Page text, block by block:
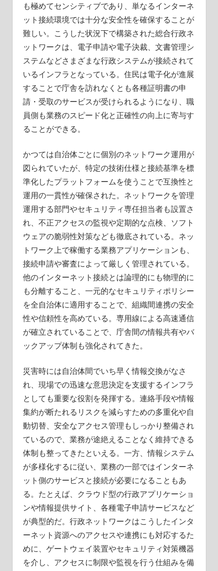
も極めてセンシティブであり、単なるインターネ
ット接続環境では十分な安全性を確保することが
難しい。こうした状況下で構築された総合行政ネ
ットワークは、電子申請や電子決裁、文書管理シ
ステムなどさまざまな行政システムが接続されて
いるインフラとなっている。住民は電子化が進展
することで庁舎を訪れなくとも各種証明書の申
請・受取のサービスが受けられるようになり、職
員側も業務のスピード化と正確性の向上に寄与す
ることができる。
かつては自治体ごとに個別のネットワーク運用が
図られていたが、特定の技術仕様と接続基準を標
準化したプラットフォームを使うことで互換性と
運用の一貫性が確保された。ネットワークを管理
運用する部門やセキュリティ専任担当者も設置さ
れ、不正アクセスの監視や定期的な点検、ソフト
ウェアの脆弱性対策なども徹底されている。ネッ
トワーク上で稼働する業務アプリケーションも、
接続申請や審査によって厳しく管理されている。
他のインターネット接続とは論理的にも物理的に
も分離すること、一元的なセキュリティポリシー
を全自治体に適用することで、組織間連携の安全
性や信頼性を高めている。専用線による高速通信
が確立されていることで、庁舎間の情報共有やバ
ックアップ体制も強化されてきた。
災害時には自治体間でいち早く情報交換がなさ
れ、現場での迅速な意思決定を支援するインフラ
としても重要な役割を発揮する。連絡手段や情報
集約が断たれるリスクを減らすための多重化や自
動切替、安全なアクセス管理もしっかり整備され
ているので、業務が途絶えることなく維持できる
体制も整ってきたといえる。一方、情報システム
が多様化するに従い、業務の一部ではインターネ
ット側のサービスと接続が必要になることもあ
る。たとえば、クラウド型の行政アプリケーショ
ンや情報提供サイト、各種電子申請サービスなど
が典型的だ。行政ネットワークはこうしたインタ
ーネット資源へのアクセスや連携にも対応するた
めに、ゲートウェイ装置やセキュリティ対策機器
を介し、アクセスに制限や監視を行う仕組みを備